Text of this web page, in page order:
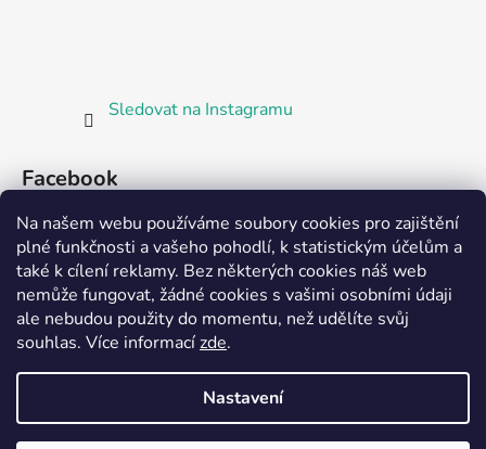
Na našem webu používáme soubory cookies pro zajištění
plné funkčnosti a vašeho pohodlí, k statistickým účelům a
také k cílení reklamy. Bez některých cookies náš web
nemůže fungovat, žádné cookies s vašimi osobními údaji
ale nebudou použity do momentu, než udělíte svůj
souhlas. Více informacízde.
Nastavení
Sledovat na Instagramu
Facebook
Partnerská prodejna Barefoot Plzeň